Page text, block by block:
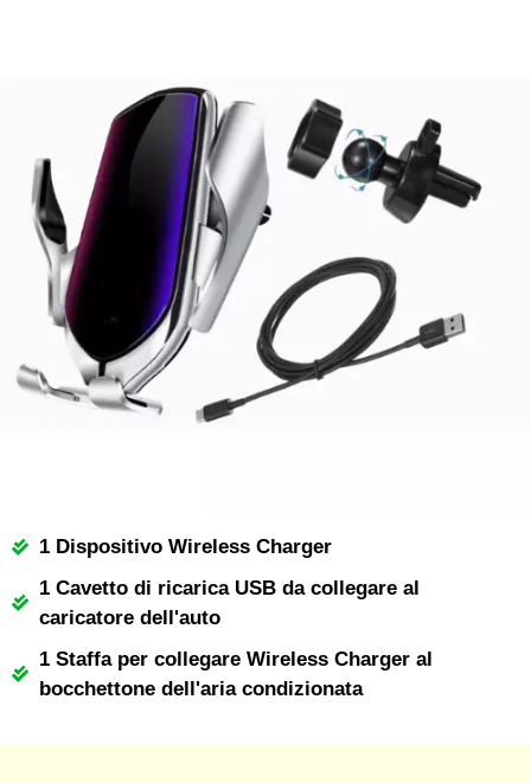
1 Dispositivo Wireless Charger
1 Cavetto di ricarica USB da collegare al
caricatore dell'auto
1 Staffa per collegare Wireless Charger al
bocchettone dell'aria condizionata